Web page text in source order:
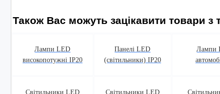
Також Вас можуть зацікавити товари з
Лампи LED
високопотужні IP20
Панелі LED
(світильники) IP20
Лампи
Світильники LED
Світильники LED